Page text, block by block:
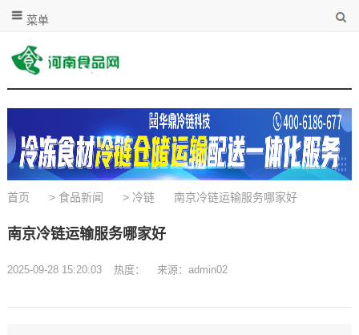
菜单
首页 > 食品新闻 > 冷链 南京冷链运输服务哪家好
南京冷链运输服务哪家好
2025-09-28 15:20:03 热度： 来源：admin02